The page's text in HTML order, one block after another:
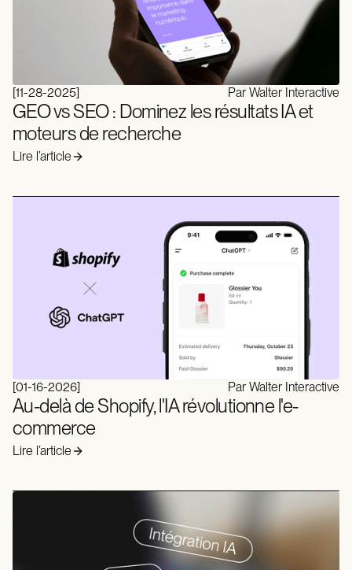
[11-28-2025] Par Walter Interactive
GEO vs SEO : Dominez les résultats IA et
moteurs de recherche
Lire l’article
[01-16-2026] Par Walter Interactive
Au-delà de Shopify, l'IA révolutionne l'e-
commerce
Lire l’article